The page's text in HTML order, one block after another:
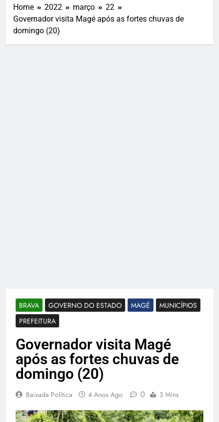
Home 2022 março
22
Governador visita Magé após as fortes chuvas de
domingo (20)
BRAVA GOVERNO DO ESTADO MAGÉ
MUNICÍPIOS
PREFEITURA
Governador visita Magé
após as fortes chuvas de
domingo (20)
Baixada Política 4 Anos Ago 0 3 Mins